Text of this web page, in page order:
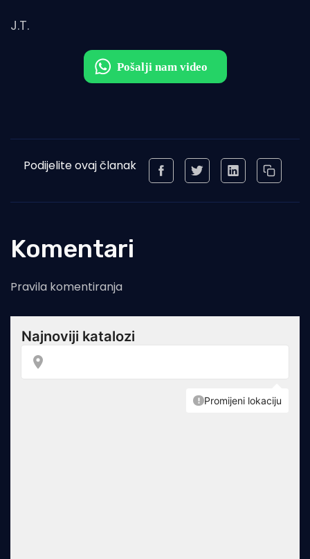
J.T.
Podijelite ovaj članak
Komentari
Pravila komentiranja